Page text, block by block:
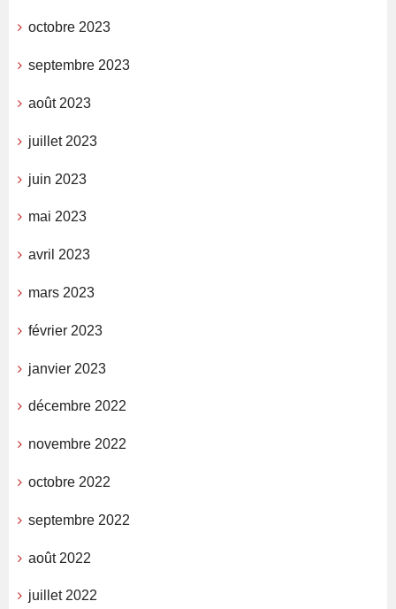
octobre 2023
septembre 2023
août 2023
juillet 2023
juin 2023
mai 2023
avril 2023
mars 2023
février 2023
janvier 2023
décembre 2022
novembre 2022
octobre 2022
septembre 2022
août 2022
juillet 2022